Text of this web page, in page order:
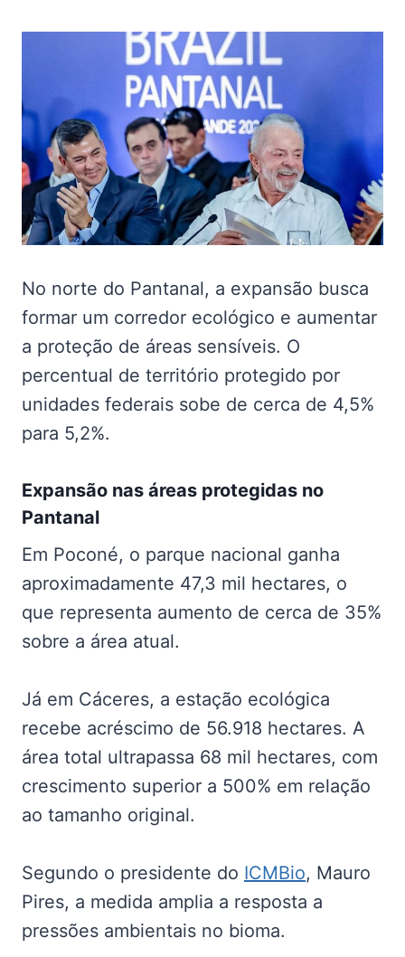
No norte do Pantanal, a expansão busca
formar um corredor ecológico e aumentar
a proteção de áreas sensíveis. O
percentual de território protegido por
unidades federais sobe de cerca de 4,5%
para 5,2%.
Expansão nas áreas protegidas no
Pantanal
Em Poconé, o parque nacional ganha
aproximadamente 47,3 mil hectares, o
que representa aumento de cerca de 35%
sobre a área atual.
Já em Cáceres, a estação ecológica
recebe acréscimo de 56.918 hectares. A
área total ultrapassa 68 mil hectares, com
crescimento superior a 500% em relação
ao tamanho original.
Segundo o presidente do ICMBio, Mauro
Pires, a medida amplia a resposta a
pressões ambientais no bioma.